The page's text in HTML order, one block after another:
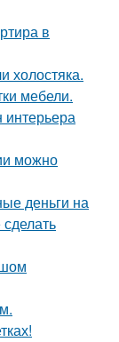
в
холостяка.
мебели.
можно
деньги на